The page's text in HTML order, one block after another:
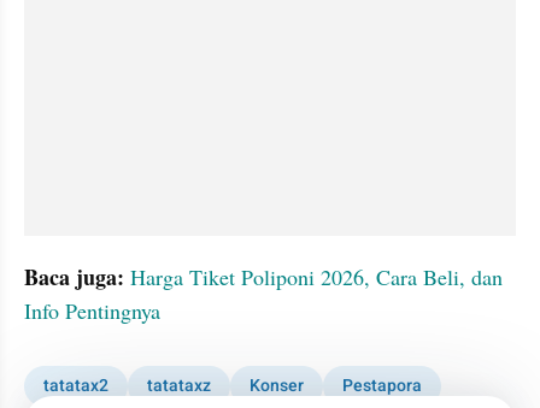
Baca juga: Harga Tiket Poliponi 2026, Cara Beli, dan
Info Pentingnya
tatatax2 tatataxz Konser Pestapora